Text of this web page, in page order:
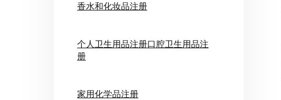
香水和化妆品注册
个人卫生用品注册口腔卫生用品注
册
家用化学品注册